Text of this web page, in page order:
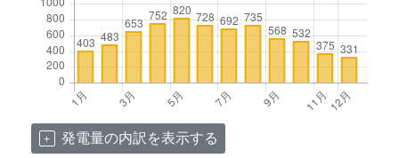
発電量の内訳を表示する